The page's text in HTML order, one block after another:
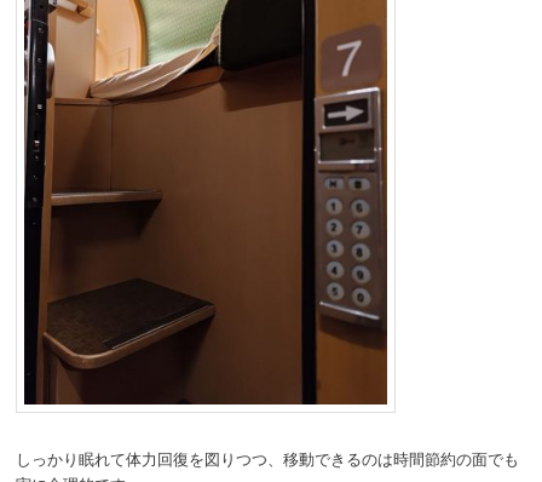
しっかり眠れて体力回復を図りつつ、移動できるのは時間節約の面でも